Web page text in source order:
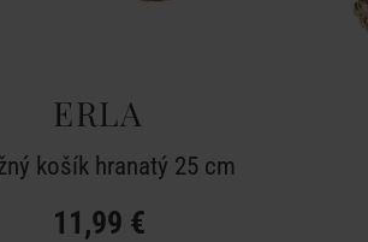
ERLA
košík hranatý 25 cm
11,99 €